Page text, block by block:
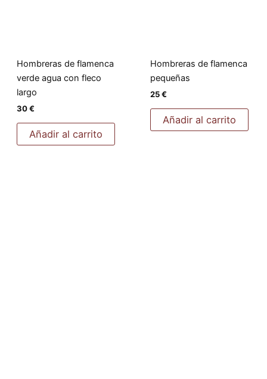
Hombreras de flamenca
verde agua con fleco
largo
30€
Añadir al carrito
Hombreras de flamenca
pequeñas
25€
Añadir al carrito